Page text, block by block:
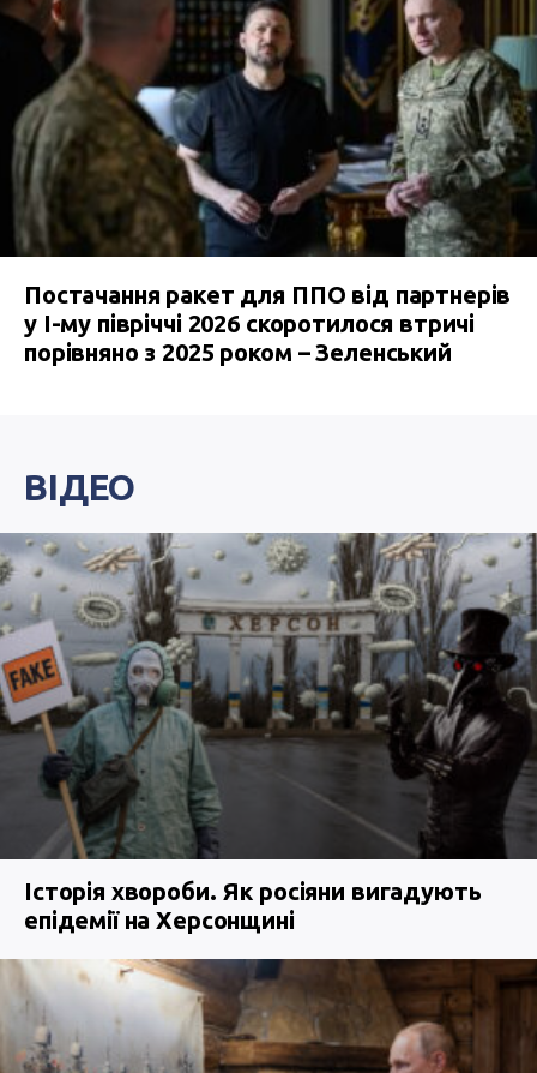
Постачання ракет для ППО від партнерів
у I-му півріччі 2026 скоротилося втричі
порівняно з 2025 роком – Зеленський
ВІДЕО
Історія хвороби. Як росіяни вигадують
епідемії на Херсонщині